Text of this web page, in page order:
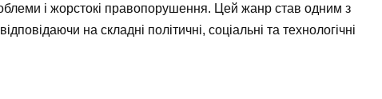
і жорстокі правопорушення. Цей жанр став одним з
на складні політичні, соціальні та технологічні